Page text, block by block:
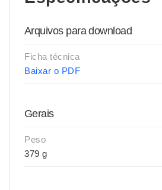
Arquivos para download
Ficha técnica
Baixar o PDF
Gerais
Peso
379 g